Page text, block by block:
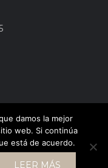
damos la mejor
web. Si continúa
está de acuerdo.
LEER MÁS